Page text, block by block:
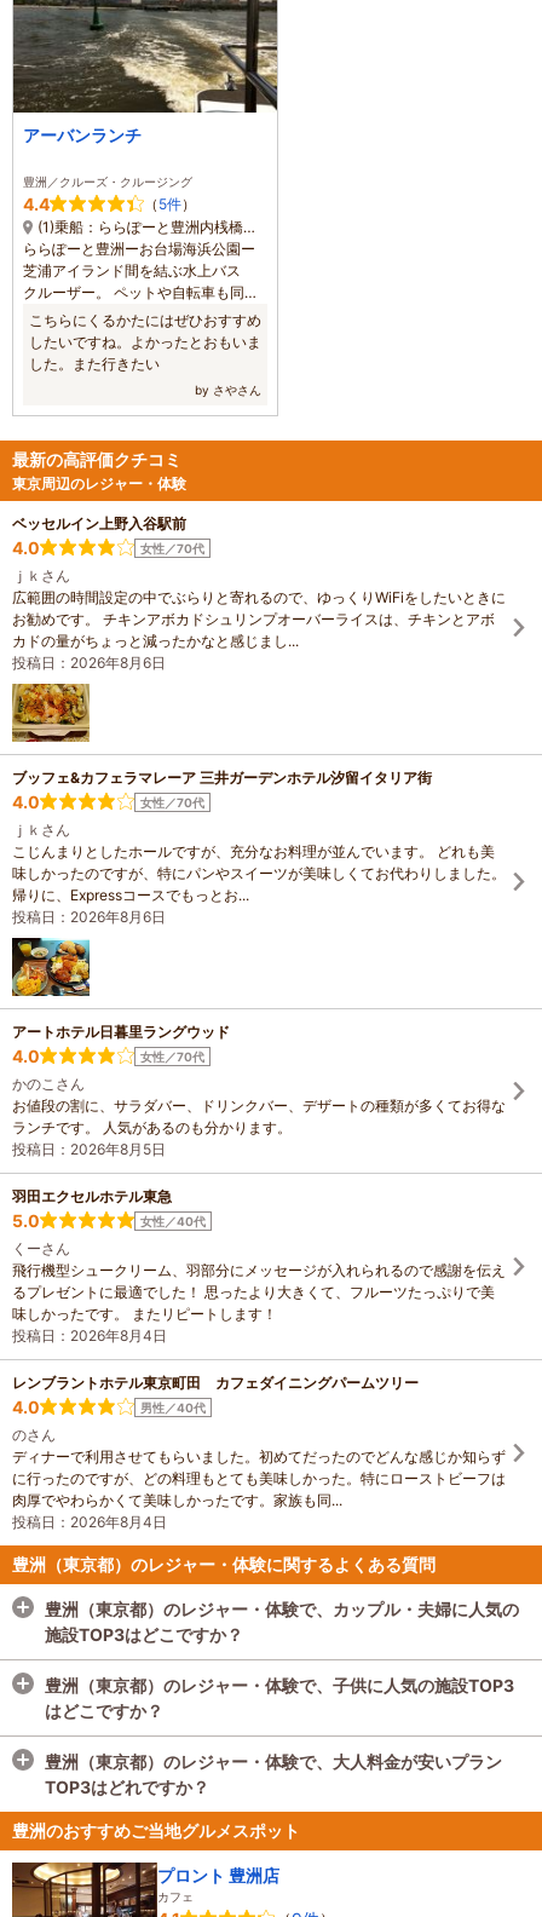
アーバンランチ
豊洲／クルーズ・クルージング
4.4 （ 5件）
(1)乗船：ららぽーと豊洲内桟橋 / お台場海浜公園内桟橋 / 芝浦アイランド桟橋
ららぽーと豊洲ーお台場海浜公園ー
芝浦アイランド間を結ぶ水上バス
クルーザー。 ペットや自転車も同乗
可能。 1区間600円
こちらにくるかたにはぜひおすすめ
したいですね。よかったとおもいま
した。また行きたい
by さやさん
最新の高評価クチコミ
東京周辺のレジャー・体験
ベッセルイン上野入谷駅前
4.0 女性／70代
ｊｋさん
広範囲の時間設定の中でぶらりと寄れるので、ゆっくりWiFiをしたいときに
お勧めです。 チキンアボカドシュリンプオーバーライスは、チキンとアボ
カドの量がちょっと減ったかなと感じまし...
投稿日：2026年8月6日
ブッフェ&カフェラマレーア 三井ガーデンホテル汐留イタリア街
4.0 女性／70代
ｊｋさん
こじんまりとしたホールですが、充分なお料理が並んでいます。 どれも美
味しかったのですが、特にパンやスイーツが美味しくてお代わりしました。
帰りに、Expressコースでもっとお...
投稿日：2026年8月6日
アートホテル日暮里ラングウッド
4.0 女性／70代
かのこさん
お値段の割に、サラダバー、ドリンクバー、デザートの種類が多くてお得な
ランチです。 人気があるのも分かります。
投稿日：2026年8月5日
羽田エクセルホテル東急
5.0 女性／40代
くーさん
飛行機型シュークリーム、羽部分にメッセージが入れられるので感謝を伝え
るプレゼントに最適でした！ 思ったより大きくて、フルーツたっぷりで美
味しかったです。 またリピートします！
投稿日：2026年8月4日
レンブラントホテル東京町田 カフェダイニングパームツリー
4.0 男性／40代
のさん
ディナーで利用させてもらいました。初めてだったのでどんな感じか知らず
に行ったのですが、どの料理もとても美味しかった。特にローストビーフは
肉厚でやわらかくて美味しかったです。家族も同...
投稿日：2026年8月4日
豊洲（東京都）のレジャー・体験に関するよくある質問
豊洲（東京都）のレジャー・体験で、カップル・夫婦に人気の
施設TOP3はどこですか？
豊洲（東京都）のレジャー・体験で、カップル・夫婦に人気の
施設TOP3はキッザニア東京 、Event Office ミキキートス、
LUREMAN です。
カップル・夫婦のすべての体験済みクチコミ数を1週間ごとに集
計し、多い順にランキング形式にしてご紹介しています。※毎週
更新
豊洲（東京都）のレジャー・体験で、子供に人気の施設TOP3
はどこですか？
豊洲（東京都）のレジャー・体験で、子供に人気の施設TOP3
はキッザニア東京、 LUREMAN、Event Office ミキキートス
す。
子供がいる家族のすべての体験済みクチコミ数を1週間ごとに集
計し、多い順にランキング形式にしてご紹介しています。※毎週
更新
豊洲（東京都）のレジャー・体験で、大人料金が安いプラン
TOP3はどれですか？
豊洲（東京都）のレジャー・体験で、大人料金が安いプラン
TOP3はほぼ屋内★酷暑でも安心！｜親子でまなぶ 成田空港見
学ツアー はじめての空港入門♪｜イヤホンガイド(R)＆小冊子付
♪ (小学生高学年のお子様がいるファミリーにおススメ！)
豊洲のおすすめご当地グルメスポット
プロント 豊洲店
カフェ